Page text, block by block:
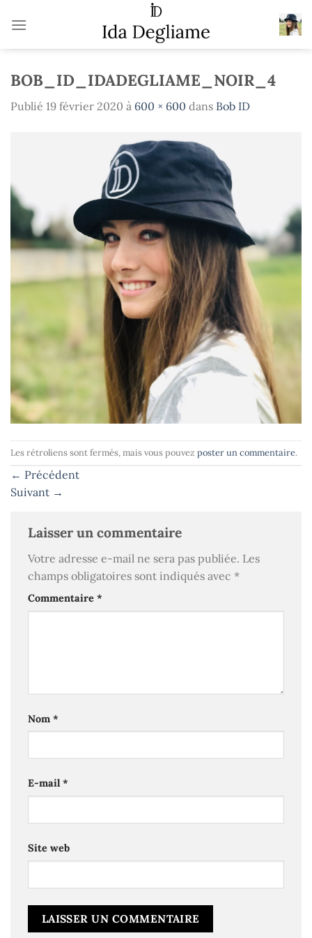
BOB_ID_IDADEGLIAME_NOIR_4
Publié 19 février 2020 à 600 × 600 dans Bob ID
Les rétroliens sont fermés, mais vous pouvez poster un commentaire.
← Précédent
Suivant →
Laisser un commentaire
Votre adresse e-mail ne sera pas publiée. Les
champs obligatoires sont indiqués avec *
Commentaire *
Nom *
E-mail*
Site web